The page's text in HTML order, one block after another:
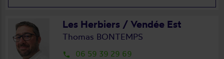
Les Herbiers / Vendée Est
Thomas BONTEMPS
local_phone 06 59 39 29 69